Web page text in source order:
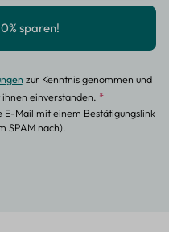
zur Kenntnis genommen und
einverstanden. *
E-Mail mit einem Bestätigungslink
SPAM nach).